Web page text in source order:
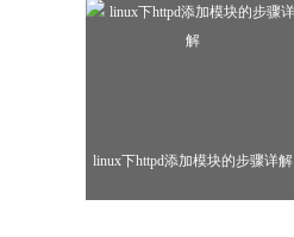
linux下httpd添加模块的步骤详解